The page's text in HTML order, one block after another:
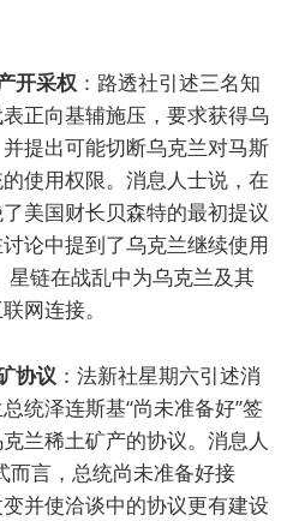
开采权 ：路透社引述三名知
正向基辅施压，要求获得乌
提出可能切断乌克兰对马斯
使用权限。消息人士说，在
美国财长贝森特的最初提议
论中提到了乌克兰继续使用
星链在战乱中为乌克兰及其
网连接。
协议 ：法新社星期六引述消
统泽连斯基“尚未准备好”签
兰稀土矿产的协议。消息人
而言，总统尚未准备好接
并使洽谈中的协议更有建设